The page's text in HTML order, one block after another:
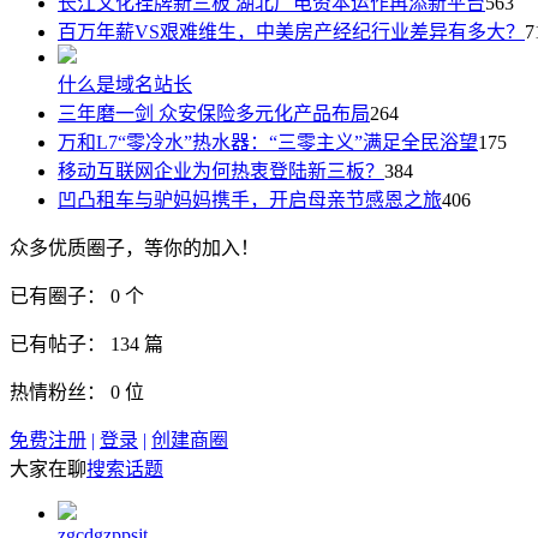
百万年薪VS艰难维生，中美房产经纪行业差异有多大？
什么是域名站长
三年磨一剑 众安保险多元化产品布局264
万和L7“零冷水”热水器：“三零主义”满足全民浴望175
移动互联网企业为何热衷登陆新三板？ 384
凹凸租车与驴妈妈携手，开启母亲节感恩之旅406
众多优质圈子，等你的加入！
已有圈子： 0 个
已有帖子： 134 篇
热情粉丝： 0 位
免费注册 | 登录 | 创建商圈
大家在聊搜索话题